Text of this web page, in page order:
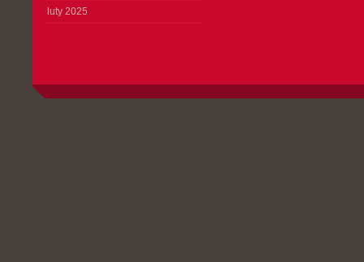
luty 2025